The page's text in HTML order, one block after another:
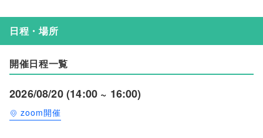
日程・場所
開催日程一覧
2026/08/20 (14:00 ~ 16:00)
zoom開催